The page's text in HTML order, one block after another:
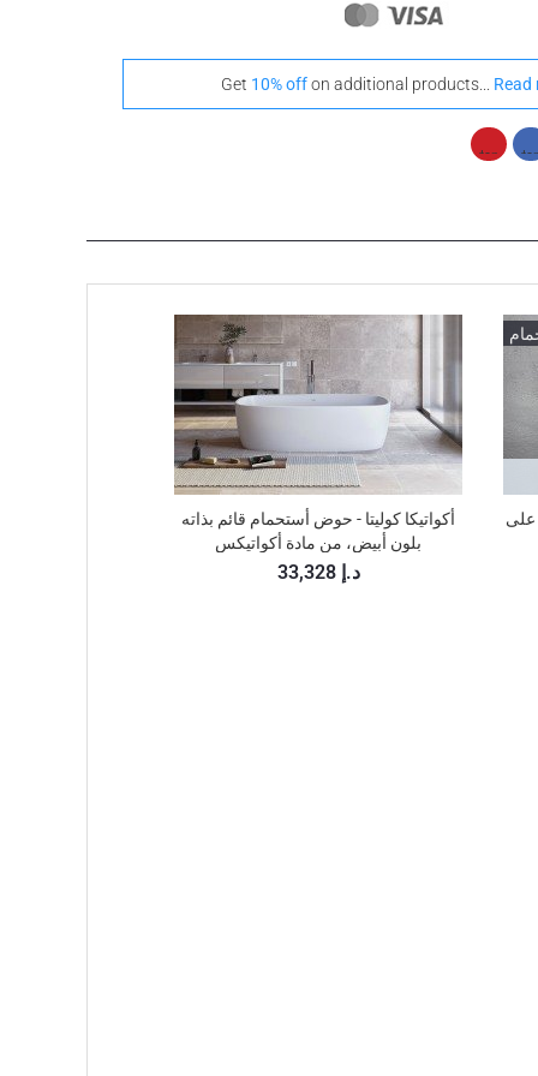
Get 10% offon additional products... Read
أكواتيكا كوليتا - حوض أستحمام قائم بذاته
بلون أبيض، من مادة أكواتيكس
33,328 د.إ
على